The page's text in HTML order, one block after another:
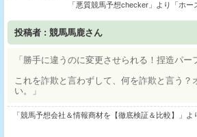
「悪質競馬予想checker」より「ホ
投稿者 : 競馬馬鹿さん
「勝手に違うのに変更させられる！捏造パー
これを詐欺と言わずして、何を詐欺と言う？
い。」
「競馬予想会社＆情報商材を【徹底検証＆比較】」